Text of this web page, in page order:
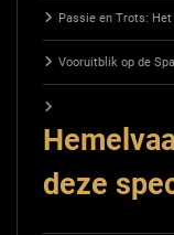
Passie en Trots:
Vooruitblik op de
deze